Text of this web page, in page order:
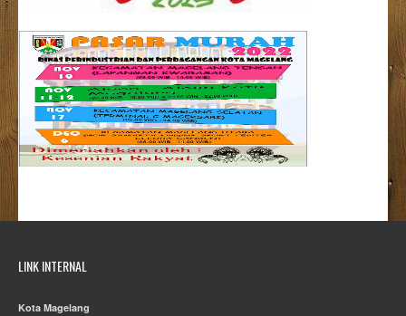
LINK INTERNAL
Kota Magelang